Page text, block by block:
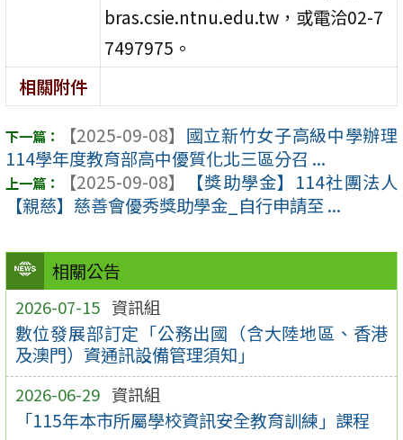
相關公告
2026-07-15 資訊組
數位發展部訂定「公務出國（含大陸地區、香港
及澳門）資通訊設備管理須知」
2026-06-29 資訊組
「115年本市所屬學校資訊安全教育訓練」課程
bras.csie.ntnu.edu.tw，或電洽02-7
7497975。
相關附件
【2025-09-08】 國立新竹女子高級中學辦理
114學年度教育部高中優質化北三區分召 ...
【2025-09-08】
【獎助學金】114社團法人
【親慈】慈善會優秀獎助學金_自行申請至 ...